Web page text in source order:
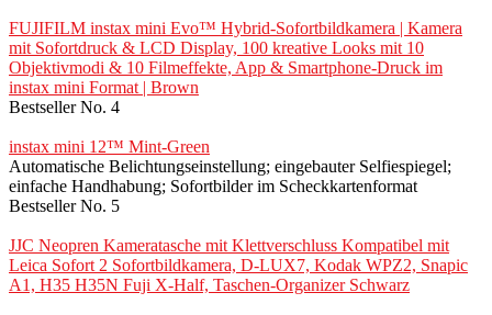
FUJIFILM instax mini Evo™ Hybrid-Sofortbildkamera | Kamera
mit Sofortdruck & LCD Display, 100 kreative Looks mit 10
Objektivmodi & 10 Filmeffekte, App & Smartphone-Druck im
instax mini Format | Brown
Bestseller No. 4
instax mini 12™ Mint-Green
Automatische Belichtungseinstellung; eingebauter Selfiespiegel;
einfache Handhabung; Sofortbilder im Scheckkartenformat
Bestseller No. 5
JJC Neopren Kameratasche mit Klettverschluss Kompatibel mit
Leica Sofort 2 Sofortbildkamera, D-LUX7, Kodak WPZ2, Snapic
A1, H35 H35N Fuji X-Half, Taschen-Organizer Schwarz